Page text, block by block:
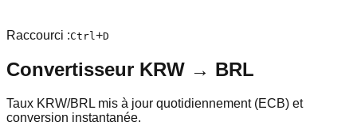
Raccourci :Ctrl+D
Convertisseur KRW → BRL
Taux KRW/BRL mis à jour quotidiennement (ECB) et
conversion instantanée.